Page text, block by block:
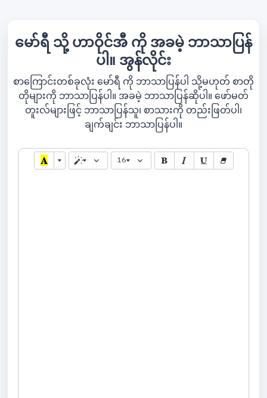
မော်ရီ သို့ ဟာဝိုင်အီ ကို အခမဲ့ ဘာသာပြန်
ပါ။ အွန်လိုင်း
စာကြောင်းတစ်ခုလုံး မော်ရီ ကို ဘာသာပြန်ပါ သို့မဟုတ် စာတို
တိုများကို ဘာသာပြန်ပါ။ အခမဲ့ ဘာသာပြန်ဆိုပါ။ ဖော်မတ်
တူးလ်များဖြင့် ဘာသာပြန်သူ၊ စာသားကို တည်းဖြတ်ပါ၊
ချက်ချင်း ဘာသာပြန်ပါ။
16